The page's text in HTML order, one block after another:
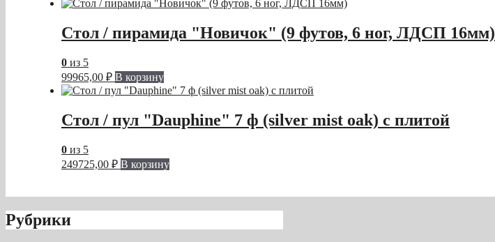
Стол / пирамида "Новичок" (9 футов, 6 ног, ЛДСП 16мм)
0 из 5
99965,00 ₽ В корзину
Стол / пул "Dauphine" 7 ф (silver mist oak) с плитой
0 из 5
249725,00 ₽ В корзину
Рубрики